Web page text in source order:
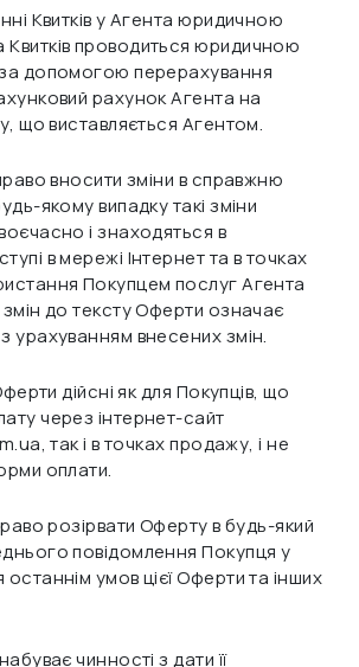
Квитків у Агента юридичною
проводиться юридичною
допомогою перерахування
рахунок Агента на
що виставляється Агентом.
вносити зміни в справжню
якому випадку такі зміни
і знаходяться в
в мережі Інтернет та в точках
Покупцем послуг Агента
до тексту Оферти означає
урахуванням внесених змін.
дійсні як для Покупців, що
через інтернет-сайт
так і в точках продажу, і не
оплати.
розірвати Оферту в будь-який
повідомлення Покупця у
умов цієї Оферти та інших
чинності з дати її